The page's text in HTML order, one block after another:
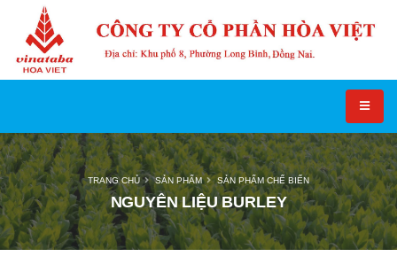
NGUYÊN LIỆU BURLEY
TRANG CHỦ SẢN PHẨM SẢN PHẨM CHẾ BIẾN